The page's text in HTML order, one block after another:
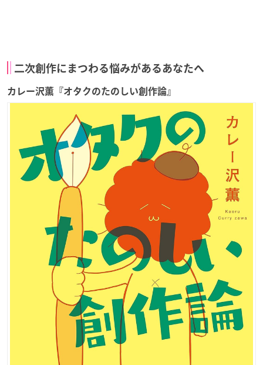
二次創作にまつわる悩みがあるあなたへ
カレー沢薫『オタクのたのしい創作論』